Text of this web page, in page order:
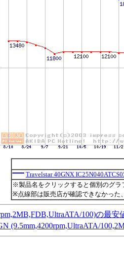
Travelstar 40GNX
※製品名をクリックすると個別のグラ
※点線部は販売店が確認できなかった
100)の最安
(9.5mm,4200rpm,UltraATA/